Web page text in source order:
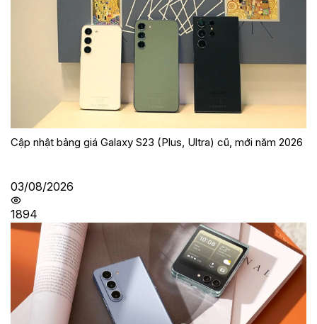
Cập nhật bảng giá Galaxy S23 (Plus, Ultra) cũ, mới năm 2026
03/08/2026
1894